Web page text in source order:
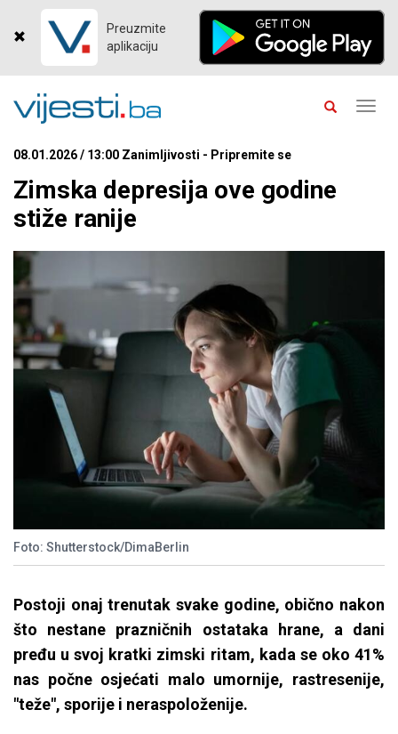
Preuzmite
aplikaciju
08.01.2026 / 13:00 Zanimljivosti - Pripremite se
Zimska depresija ove godine
stiže ranije
Foto: Shutterstock/DimaBerlin
Postoji onaj trenutak svake godine, obično nakon
što nestane prazničnih ostataka hrane, a dani
pređu u svoj kratki zimski ritam, kada se oko 41%
nas počne osjećati malo umornije, rastresenije,
"teže", sporije i neraspoloženije.